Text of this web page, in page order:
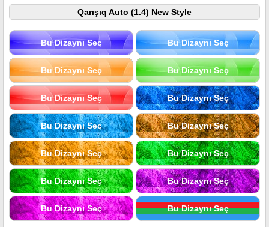
Qarışıq Auto (1.4) New Style
Bu Dizaynı Seç Bu Dizaynı Seç
Bu Dizaynı Seç Bu Dizaynı Seç
Bu Dizaynı Seç Bu Dizaynı Seç
Bu Dizaynı Seç Bu Dizaynı Seç
Bu Dizaynı Seç Bu Dizaynı Seç
Bu Dizaynı Seç Bu Dizaynı Seç
Bu Dizaynı Seç Bu Dizaynı Seç